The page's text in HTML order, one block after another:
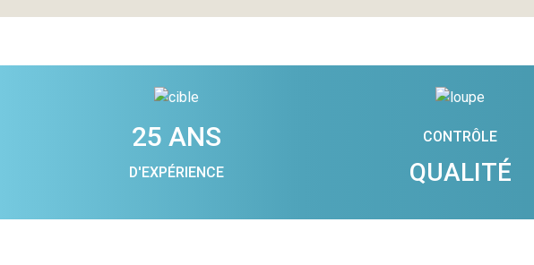
25 ANS
D'EXPÉRIENCE
CONTRÔLE
QUALITÉ